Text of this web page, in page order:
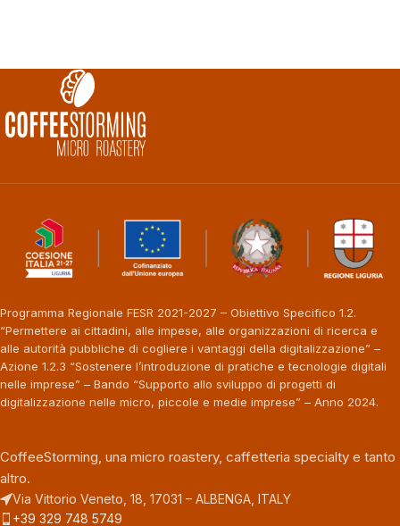
Programma Regionale FESR 2021-2027 – Obiettivo Specifico 1.2.
“Permettere ai cittadini, alle impese, alle organizzazioni di ricerca e
alle autorità pubbliche di cogliere i vantaggi della digitalizzazione” –
Azione 1.2.3 “Sostenere l’introduzione di pratiche e tecnologie digitali
nelle imprese” – Bando “Supporto allo sviluppo di progetti di
digitalizzazione nelle micro, piccole e medie imprese” – Anno 2024.
CoffeeStorming, una micro roastery, caffetteria specialty e tanto
altro.
Via Vittorio Veneto, 18, 17031 – ALBENGA, ITALY
+39 329 748 5749